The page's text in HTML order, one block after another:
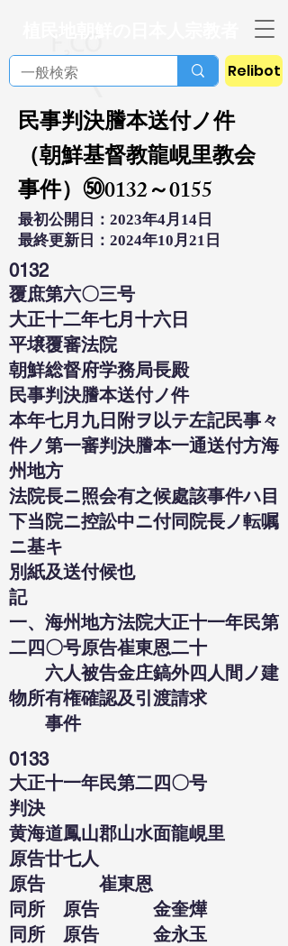
Relibot
民事判決謄本送付ノ件
（朝鮮基督教龍峴里教会
事件）㊿0132～0155
最初公開日：2023年4月14日
最終更新日：2024年10月21日
0132
覆庶第六〇三号
大正十二年七月十六日
平壌覆審法院
朝鮮総督府学務局長殿
民事判決謄本送付ノ件
本年七月九日附ヲ以テ左記民事々
件ノ第一審判決謄本一通送付方海
州地方
法院長ニ照会有之候處該事件ハ目
下当院ニ控訟中ニ付同院長ノ転嘱
ニ基キ
別紙及送付候也
記
一、海州地方法院大正十一年民第
二四〇号原告崔東恩二十
六人被告金庄鎬外四人間ノ建
物所有権確認及引渡請求
事件
0133
大正十一年民第二四〇号
判決
黄海道鳳山郡山水面龍峴里
原告廿七人
原告 崔東恩
同所 原告 金奎燁
同所 原告 金永玉